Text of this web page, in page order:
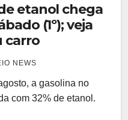
etanol chega
(1º); veja
carro
NEWS
a gasolina no
com 32% de etanol.